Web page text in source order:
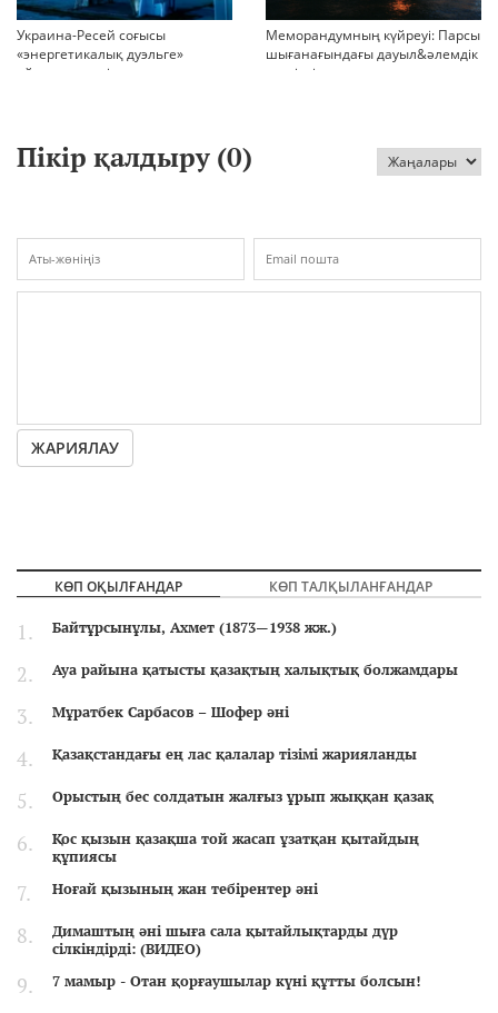
Украина-Ресей соғысы
«энергетикалық дуэльге»
айналып кетті
Меморандумның күйреуі: Парсы
шығанағындағы дауыл&әлемдік
тәртіптің сын сағаты соғып тұр
Пікір қалдыру (0)
ЖАРИЯЛАУ
КӨП ОҚЫЛҒАНДАР КӨП ТАЛҚЫЛАНҒАНДАР
Байтұрсынұлы, Ахмет (1873—1938 жж.)
Ауа райына қатысты қазақтың халықтық болжамдары
Мұратбек Сарбасов – Шофер әні
Қазақстандағы ең лас қалалар тізімі жарияланды
Орыстың бес солдатын жалғыз ұрып жыққан қазақ
Қос қызын қазақша той жасап ұзатқан қытайдың
құпиясы
Ноғай қызының жан тебірентер әні
Димаштың әні шыға сала қытайлықтарды дүр
сілкіндірді: (ВИДЕО)
7 мамыр - Отан қорғаушылар күні құтты болсын!